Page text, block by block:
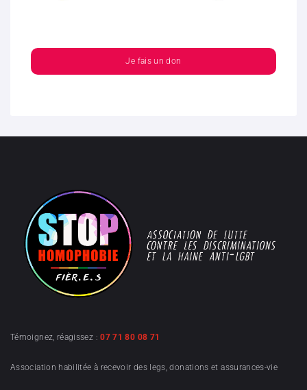
Je fais un don
Témoignez, réagissez :07 71 80 08 71
Association habilitée à recevoir des legs, donations et assurances-vie